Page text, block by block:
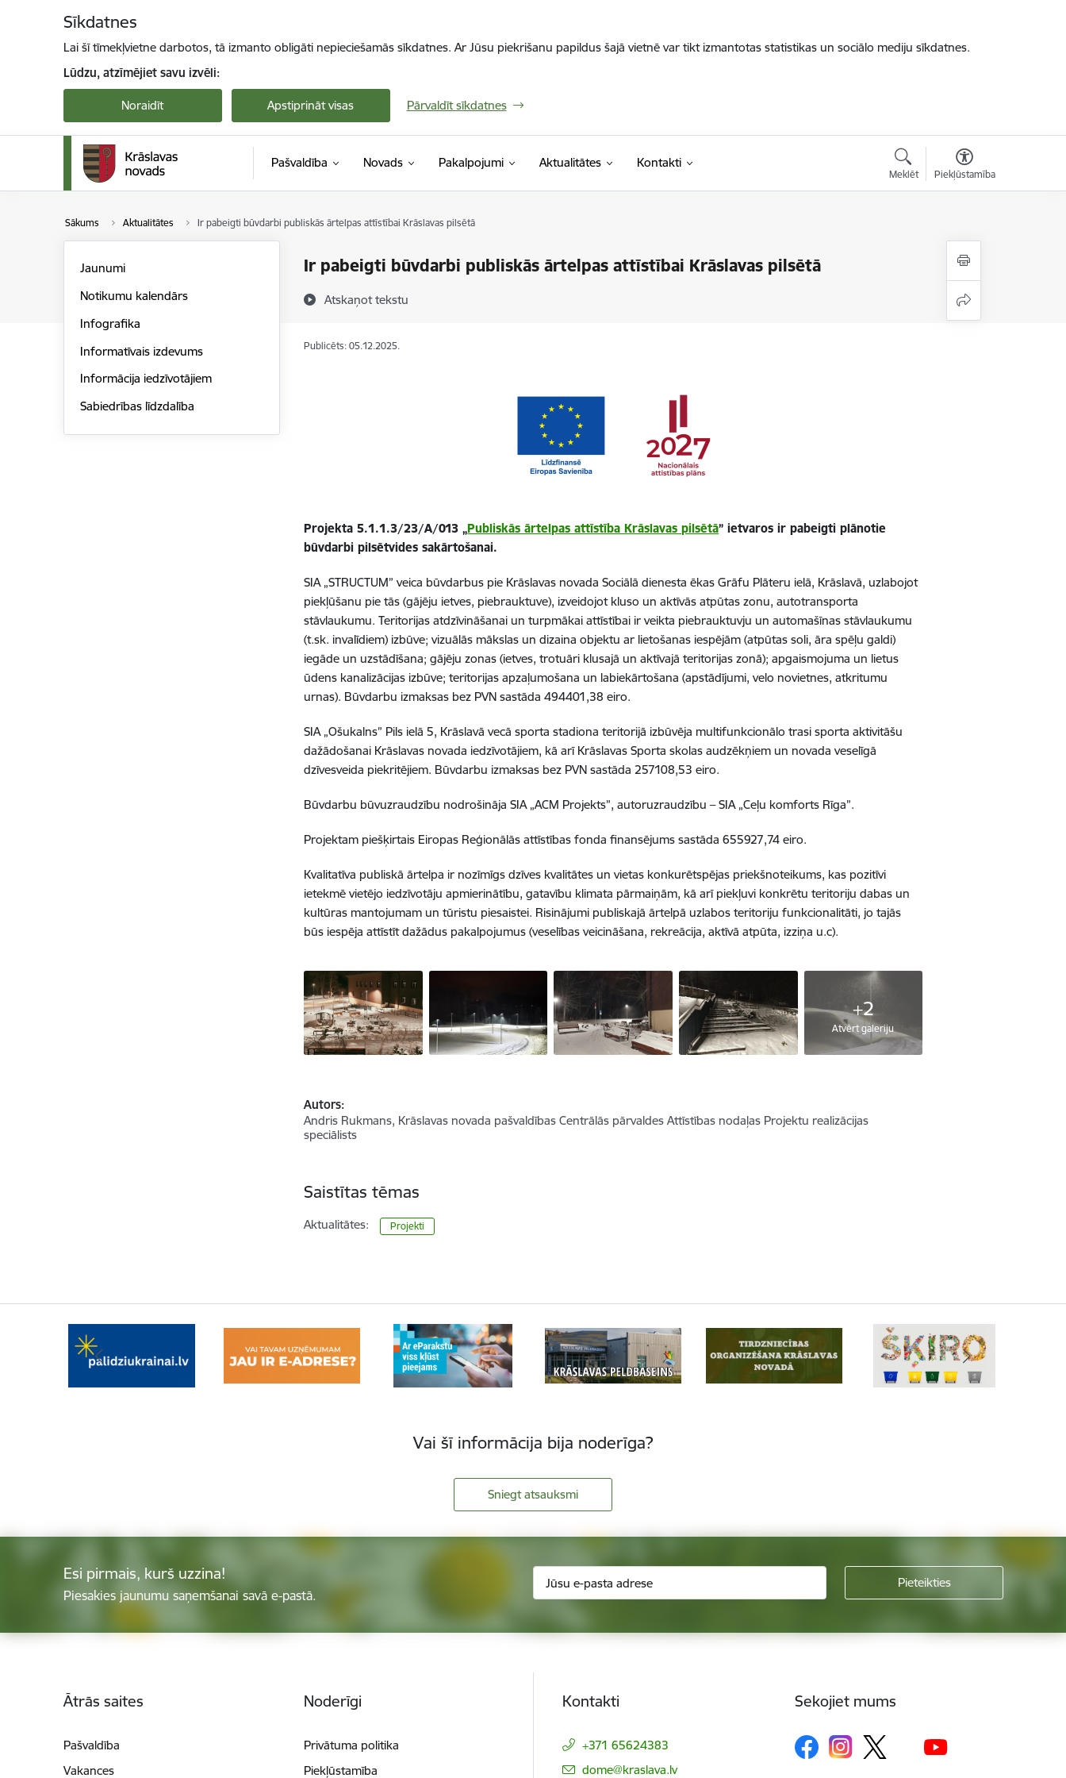
Sīkdatnes
Lai šī tīmekļvietne darbotos, tā izmanto obligāti nepieciešamās sīkdatnes. Ar Jūsu piekrišanu papildus šajā vietnē var tikt izmantotas statistikas un sociālo mediju sīkdatnes.
Lūdzu, atzīmējiet savu izvēli:
Noraidīt Apstiprināt visas Pārvaldīt sīkdatnes
Pašvaldība Novads Pakalpojumi Aktualitātes Kontakti
Meklēt Piekļūstamība
Sākums Aktualitātes Ir pabeigti būvdarbi publiskās ārtelpas attīstībai Krāslavas pilsētā
Ir pabeigti būvdarbi publiskās ārtelpas attīstībai Krāslavas pilsētā
Atskaņot tekstu
Jaunumi
Notikumu kalendārs
Infografika
Informatīvais izdevums
Informācija iedzīvotājiem
Sabiedrības līdzdalība
Publicēts: 05.12.2025.
Projekta 5.1.1.3/23/A/013 „Publiskās ārtelpas attīstība Krāslavas pilsētā” ietvaros ir pabeigti plānotie
būvdarbi pilsētvides sakārtošanai.
SIA „STRUCTUM” veica būvdarbus pie Krāslavas novada Sociālā dienesta ēkas Grāfu Plāteru ielā, Krāslavā, uzlabojot
piekļūšanu pie tās (gājēju ietves, piebrauktuve), izveidojot kluso un aktīvās atpūtas zonu, autotransporta
stāvlaukumu. Teritorijas atdzīvināšanai un turpmākai attīstībai ir veikta piebrauktuvju un automašīnas stāvlaukumu
(t.sk. invalīdiem) izbūve; vizuālās mākslas un dizaina objektu ar lietošanas iespējām (atpūtas soli, āra spēļu galdi)
iegāde un uzstādīšana; gājēju zonas (ietves, trotuāri klusajā un aktīvajā teritorijas zonā); apgaismojuma un lietus
ūdens kanalizācijas izbūve; teritorijas apzaļumošana un labiekārtošana (apstādījumi, velo novietnes, atkritumu
urnas). Būvdarbu izmaksas bez PVN sastāda 494401,38 eiro.
SIA „Ošukalns” Pils ielā 5, Krāslavā vecā sporta stadiona teritorijā izbūvēja multifunkcionālo trasi sporta aktivitāšu
dažādošanai Krāslavas novada iedzīvotājiem, kā arī Krāslavas Sporta skolas audzēkņiem un novada veselīgā
dzīvesveida piekritējiem. Būvdarbu izmaksas bez PVN sastāda 257108,53 eiro.
Būvdarbu būvuzraudzību nodrošināja SIA „ACM Projekts”, autoruzraudzību – SIA „Ceļu komforts Rīga”.
Projektam piešķirtais Eiropas Reģionālās attīstības fonda finansējums sastāda 655927,74 eiro.
Kvalitatīva publiskā ārtelpa ir nozīmīgs dzīves kvalitātes un vietas konkurētspējas priekšnoteikums, kas pozitīvi
ietekmē vietējo iedzīvotāju apmierinātību, gatavību klimata pārmaiņām, kā arī piekļuvi konkrētu teritoriju dabas un
kultūras mantojumam un tūristu piesaistei. Risinājumi publiskajā ārtelpā uzlabos teritoriju funkcionalitāti, jo tajās
būs iespēja attīstīt dažādus pakalpojumus (veselības veicināšana, rekreācija, aktīvā atpūta, izziņa u.c).
+2
Atvērt galeriju
Autors:
Andris Rukmans, Krāslavas novada pašvaldības Centrālās pārvaldes Attīstības nodaļas Projektu realizācijas
speciālists
Saistītas tēmas
Aktualitātes: Projekti
Vai šī informācija bija noderīga?
Sniegt atsauksmi
Esi pirmais, kurš uzzina!
Piesakies jaunumu saņemšanai savā e-pastā.
Ātrās saites
Pašvaldība
Vakances
Noderīgi
Privātuma politika
Piekļūstamība
Kontakti
+371 65624383
E-pasts:
dome@kraslava.lv
Sekojiet mums